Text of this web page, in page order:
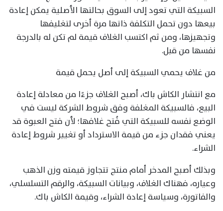
السبيكة التي تعود إلى السوق بحالتها الأصلية يمكن إعادة
بيعها دون تحمل التكلفة ذاتها مرة أخرى لتغليفها
وتجهيزها، ومن ثم اكتسب الغلاف قيمة لم تكن له بالدرجة
نفسها من قبل.
من غلاف يحمي السبيكة إلى أصل يحمل قيمة
مع انتشار الكاش باك، أصبح الغلاف جزءًا من معادلة إعادة
البيع، فالسبيكة المغلفة وفق شروط الشركة ليست في
الوضع نفسه للسبيكة التي فُتح غلافها؛ لأن فتح العبوة قد
يعني فقدان جزء من قيمة الاسترداد أو تغيير شروط إعادة
الشراء.
وبذلك أصبح المدخر أمام منتج تتجاوز قيمته وزن الذهب
وعياره، فهناك الغلاف، وبيانات السبيكة، والرقم التسلسلي،
والفاتورة، وسياسة إعادة الشراء، وقيمة الكاش باك.